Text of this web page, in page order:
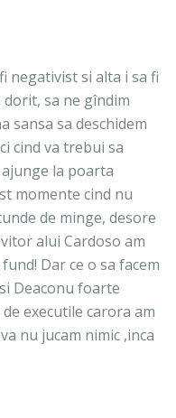
negativist si alta i sa fi
sa ne gîndim
sansa sa deschidem
cind va trebui sa
la poarta
momente cind nu
de minge, desore
alui Cardoso am
Dar ce o sa facem
Deaconu foarte
executile carora am
nu jucam nimic ,inca